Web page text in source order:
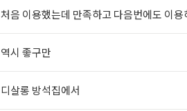
처음 이용했는데 만족하고 다음번에도 이용
역시 좋구만
디살롱 방석집에서